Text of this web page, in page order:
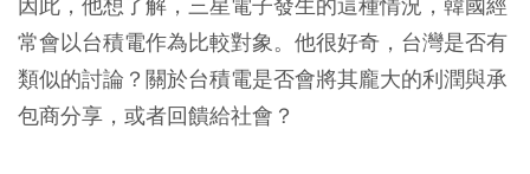
常會以台積電作為比較對象。他很好奇，台灣是否有
類似的討論？關於台積電是否會將其龐大的利潤與承
包商分享，或者回饋給社會？